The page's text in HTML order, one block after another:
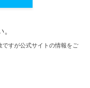
すが公式サイトの情報をご